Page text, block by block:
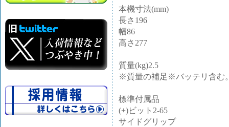
本機寸法(mm)
長さ196
幅86
高さ277
質量(kg)2.5
※質量の補足※バッテリ含む
標準付属品
(+)ビット2-65
サイドグリップ